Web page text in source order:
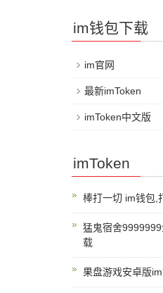
im钱包下载
im官网
最新imToken
imToken中文版
imToken
棒打一切 im钱包,
猛鬼宿舍
载
果盘游戏安卓版